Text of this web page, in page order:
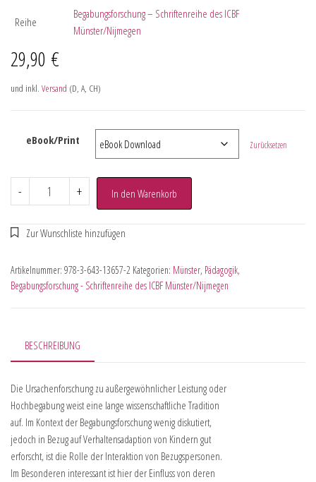
Reihe
Begabungsforschung – Schriftenreihe des ICBF
Münster/Nijmegen
29,90 €
und inkl. Versand (D, A, CH)
eBook/Print Zurücksetzen
- + In den Warenkorb
Artikelnummer: 978-3-643-13657-2 Kategorien: Münster, Pädagogik,
Begabungsforschung - Schriftenreihe des ICBF Münster/Nijmegen
BESCHREIBUNG
Die Ursachenforschung zu außergewöhnlicher Leistung oder
Hochbegabung weist eine lange wissenschaftliche Tradition
auf. Im Kontext der Begabungsforschung wenig diskutiert,
jedoch in Bezug auf Verhaltensadaption von Kindern gut
erforscht, ist die Rolle der Interaktion von Bezugspersonen.
Im Besonderen interessant ist hier der Einfluss von deren